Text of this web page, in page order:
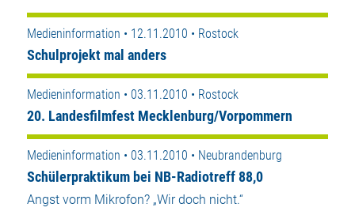
Medieninformation • 12.11.2010 • Rostock
Schulprojekt mal anders
Medieninformation • 03.11.2010 • Rostock
20. Landesfilmfest Mecklenburg/Vorpommern
Medieninformation • 03.11.2010 • Neubrandenburg
Schülerpraktikum bei NB-Radiotreff 88,0
Angst vorm Mikrofon? „Wir doch nicht.“